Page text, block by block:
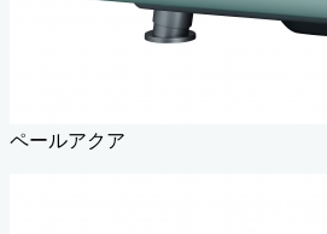
ペールアクア